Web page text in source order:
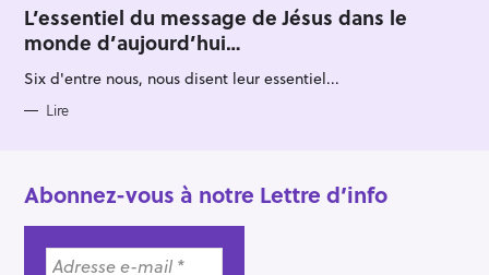
T
E
G
O
R
I
S
L’essentiel du message de Jésus dans le
monde d’aujourd’hui…
Six d'entre nous, nous disent leur essentiel...
Lire
Abonnez-vous à notre Lettre d’info